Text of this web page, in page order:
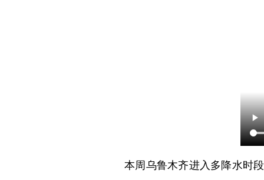
本周乌鲁木齐进入多降水时